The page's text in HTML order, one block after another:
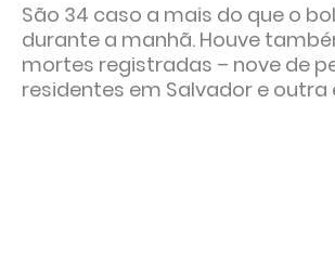
São 34 caso a mais do que o
durante a manhã. Houve
mortes registradas – nove de
residentes em Salvador e outra